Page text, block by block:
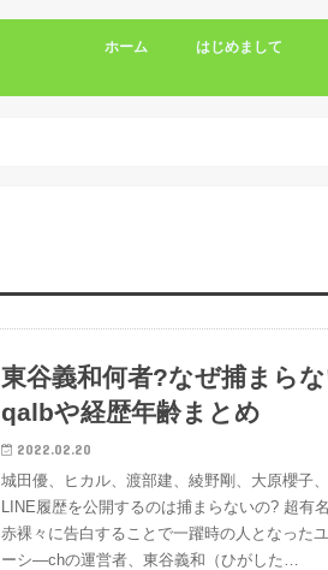
ホーム はじめまして
東谷義和何者?なぜ捕まら
qalbや経歴年齢まとめ
2022.02.20
城田優、ヒカル、渡部建、綾野剛、大原櫻子
LINE履歴を公開するのは捕まらないの? 超有
赤裸々に告白することで一躍時の人となった
ーシ―chの運営者、東谷義和（ひがした…